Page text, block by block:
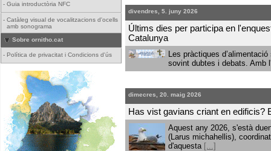
- Guia introductòria NFC
- Catàleg visual de vocalitzacions d'ocells
amb sonograma
Sobre ornitho.cat
- Política de privacitat i Condicions d'ús
divendres, 5. juny 2026
Últims dies per participa en
Catalunya
Les pràctiques
sovint dubtes i debats. Amb
dimecres, 20. maig 2026
Has vist gavians criant en edificis?
Aquest any 2026, s'està
(Larus michahellis),
d'aquesta [...]